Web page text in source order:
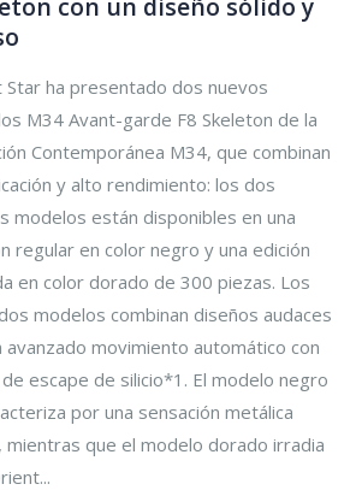
Star ha presentado dos nuevos
M34 Avant-garde F8 Skeleton de la
Contemporánea M34, que combinan
y alto rendimiento: los dos
modelos están disponibles en una
regular en color negro y una edición
en color dorado de 300 piezas. Los
modelos combinan diseños audaces
avanzado movimiento automático con
escape de silicio*1. El modelo negro
por una sensación metálica
mientras que el modelo dorado irradia